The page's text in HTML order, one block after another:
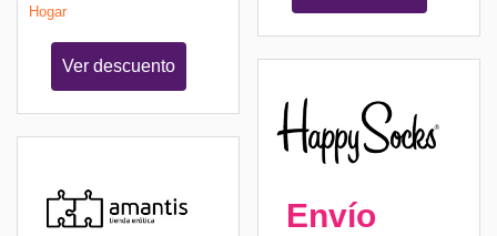
Hogar
Ver descuento
Envío